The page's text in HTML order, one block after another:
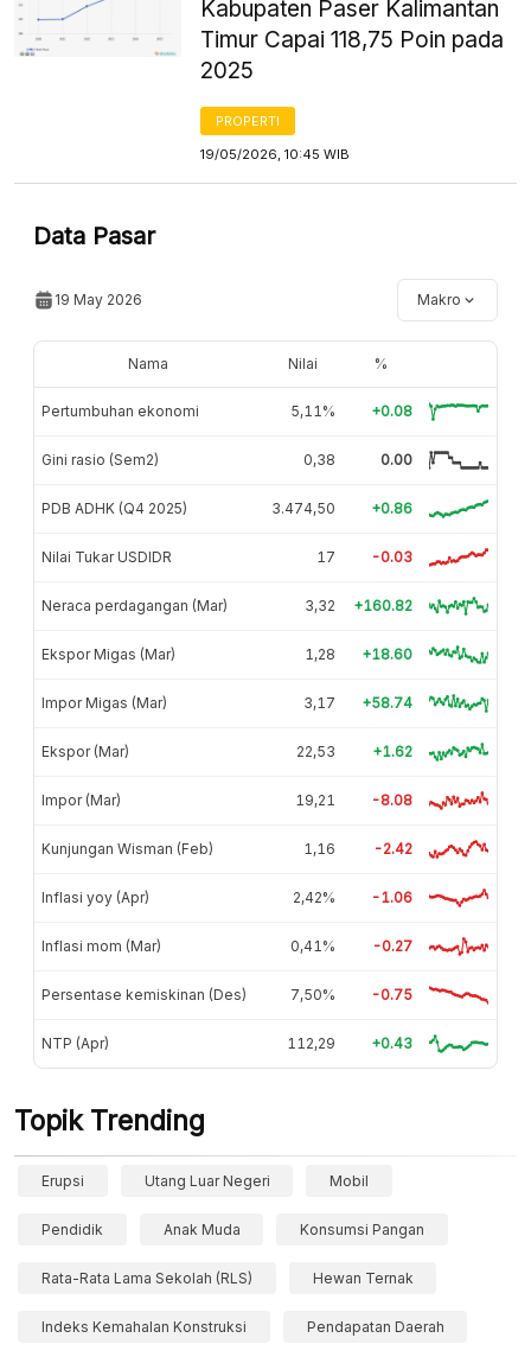
Kabupaten Paser Kalimantan
Timur Capai 118,75 Poin pada
2025
PROPERTI
19/05/2026, 10:45 WIB
Data Pasar
19 May 2026 Makro
Nama Nilai %
Pertumbuhan ekonomi 5,11% +0.08
Gini rasio (Sem2) 0,38 0.00
PDB ADHK (Q4 2025) 3.474,50 +0.86
Nilai Tukar USDIDR 17 -0.03
Neraca perdagangan (Mar) 3,32 +160.82
Ekspor Migas (Mar) 1,28 +18.60
Impor Migas (Mar) 3,17 +58.74
Ekspor (Mar) 22,53 +1.62
Impor (Mar) 19,21 -8.08
Kunjungan Wisman (Feb) 1,16 -2.42
Inflasi yoy (Apr) 2,42% -1.06
Inflasi mom (Mar) 0,41% -0.27
Persentase kemiskinan (Des) 7,50% -0.75
NTP (Apr) 112,29 +0.43
Topik Trending
Erupsi Utang Luar Negeri Mobil
Pendidik Anak Muda Konsumsi Pangan
Rata-Rata Lama Sekolah (RLS) Hewan Ternak
Indeks Kemahalan Konstruksi Pendapatan Daerah